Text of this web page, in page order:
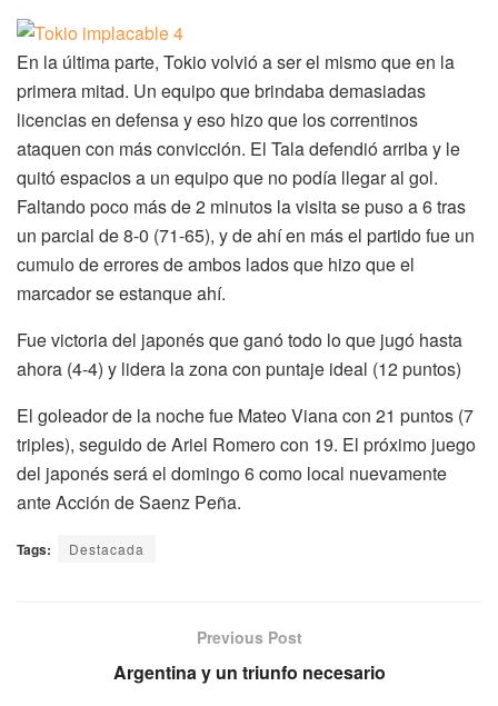
En la última parte, Tokio volvió a ser el mismo que en la
primera mitad. Un equipo que brindaba demasiadas
licencias en defensa y eso hizo que los correntinos
ataquen con más convicción. El Tala defendió arriba y le
quitó espacios a un equipo que no podía llegar al gol.
Faltando poco más de 2 minutos la visita se puso a 6 tras
un parcial de 8-0 (71-65), y de ahí en más el partido fue un
cumulo de errores de ambos lados que hizo que el
marcador se estanque ahí.
Fue victoria del japonés que ganó todo lo que jugó hasta
ahora (4-4) y lidera la zona con puntaje ideal (12 puntos)
El goleador de la noche fue Mateo Viana con 21 puntos (7
triples), seguido de Ariel Romero con 19. El próximo juego
del japonés será el domingo 6 como local nuevamente
ante Acción de Saenz Peña.
Tags: Destacada
Previous Post
Argentina y un triunfo necesario